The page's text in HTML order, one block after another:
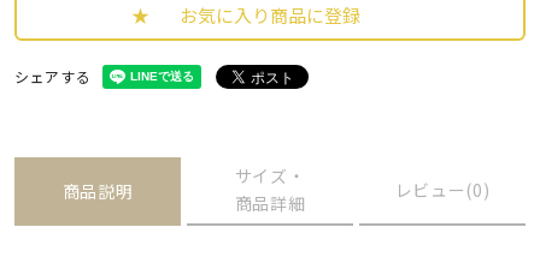
お気に入り商品に登録
シェアする
商品説明
サイズ・
商品詳細
レビュー(0)